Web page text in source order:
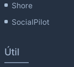
Shore
SocialPilot
Útil